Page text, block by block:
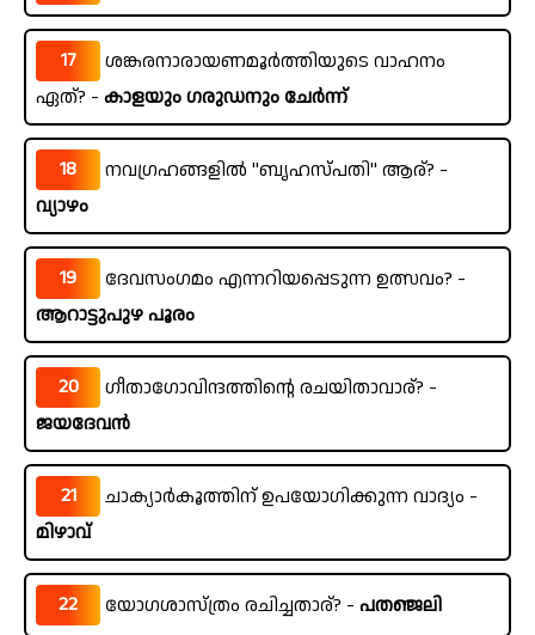
17
ശങ്കരനാരായണമൂർത്തിയുടെ വാഹനം
ഏത്? - കാളയും ഗരുഡനും ചേർന്ന്
18
നവഗ്രഹങ്ങളിൽ "ബൃഹസ്പതി" ആര്? -
വ്യാഴം
19
ദേവസംഗമം എന്നറിയപ്പെടുന്ന ഉത്സവം? -
ആറാട്ടുപുഴ പൂരം
20
ഗീതാഗോവിന്ദത്തിന്റെ രചയിതാവാര്? -
ജയദേവൻ
21
ചാക്യാർകൂത്തിന് ഉപയോഗിക്കുന്ന വാദ്യം -
മിഴാവ്
22 യോഗശാസ്ത്രം രചിച്ചതാര്? - പതഞ്ജലി